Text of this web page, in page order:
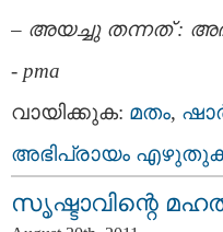
– അയച്ചു തന്നത് :
- pma
വായിക്കുക: മതം,
അഭിപ്രായം
സൃഷ്ടാവിന്റെ